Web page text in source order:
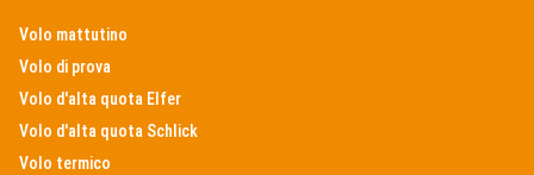
Volo mattutino
Volo di prova
Volo d'alta quota Elfer
Volo d'alta quota Schlick
Volo termico